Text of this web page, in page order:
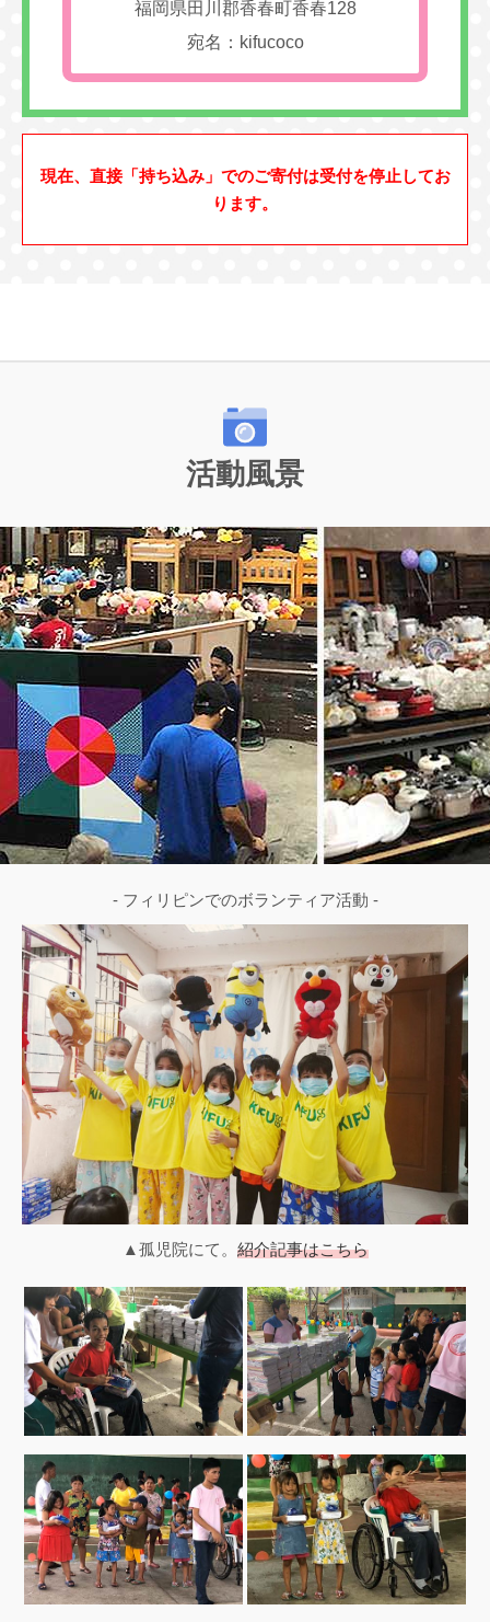
福岡県田川郡香春町香春128
宛名：kifucoco
現在、直接「持ち込み」でのご寄付は受付を停止してお
ります。
活動風景
- フィリピンでのボランティア活動 -
▲孤児院にて。 紹介記事はこちら